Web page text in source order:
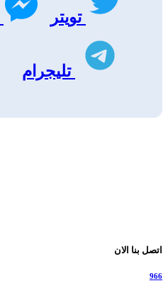
تويتر
تليجرام
اتصل بنا الان
966